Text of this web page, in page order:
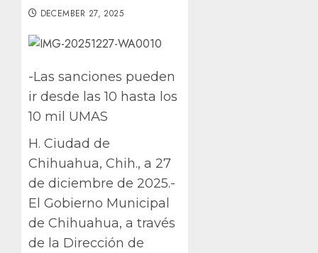
DECEMBER 27, 2025
-Las sanciones pueden
ir desde las 10 hasta los
10 mil UMAS
H. Ciudad de
Chihuahua, Chih., a 27
de diciembre de 2025.-
El Gobierno Municipal
de Chihuahua, a través
de la Dirección de